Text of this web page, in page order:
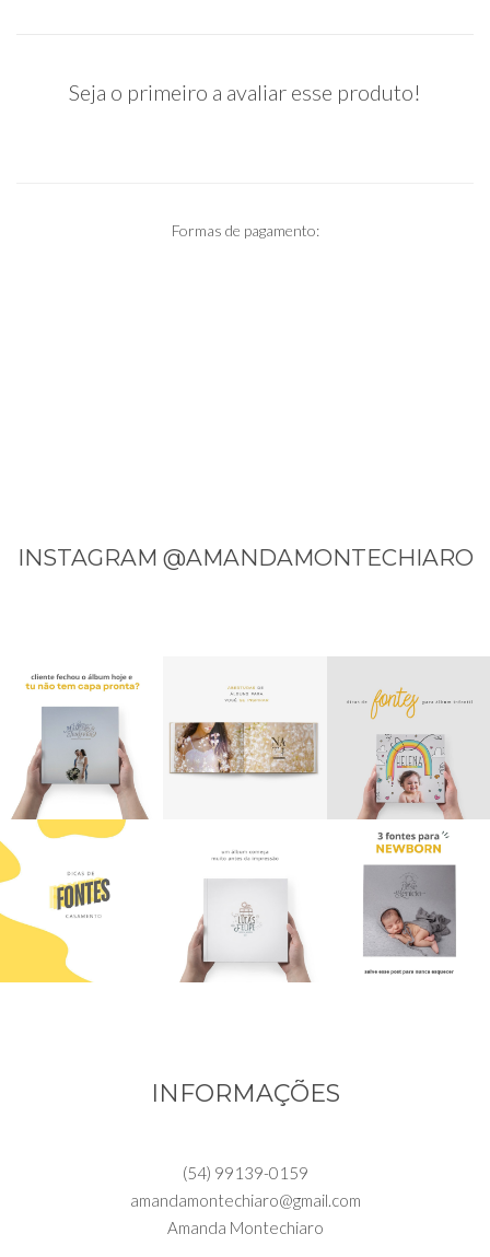
Seja o primeiro a avaliar esse produto!
Formas de pagamento:
INSTAGRAM @AMANDAMONTECHIARO
INFORMAÇÕES
(54) 99139-0159
amandamontechiaro@gmail.com
Amanda Montechiaro